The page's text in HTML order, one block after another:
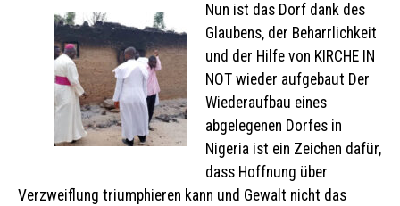
Nun ist das Dorf dank des
Glaubens, der Beharrlichkeit
und der Hilfe von KIRCHE IN
NOT wieder aufgebaut Der
Wiederaufbau eines
abgelegenen Dorfes in
Nigeria ist ein Zeichen dafür,
dass Hoffnung über
Verzweiflung triumphieren kann und Gewalt nicht das